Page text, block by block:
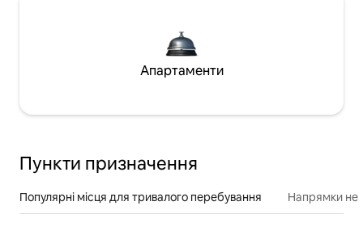
Апартаменти
Пункти призначення
Популярні місця для тривалого перебування Напрямки